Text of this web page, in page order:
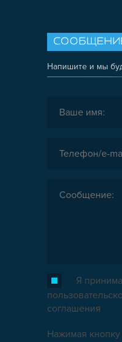
Напишите и мы
Я
соглашения
Нажимая кнопку